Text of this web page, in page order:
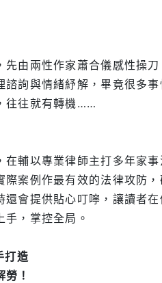
先由兩性作家蕭合儀感性操
諮詢與情緒紓解，畢竟很多
往往就有轉機……
在輔以專業律師主打多年家
際案例作最有效的法律攻防
還會提供貼心叮嚀，讓讀者
手，掌控全局。
打造
！